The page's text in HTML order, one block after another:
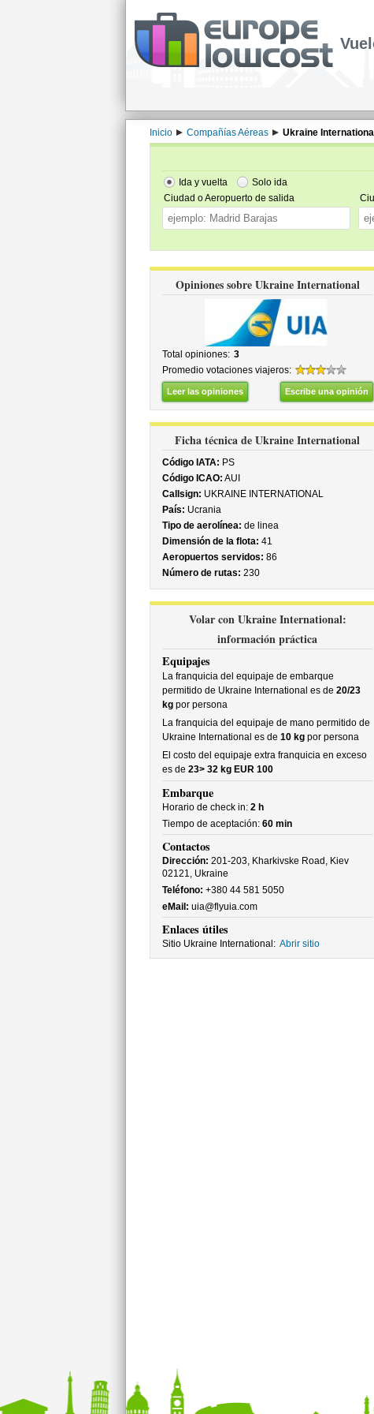
Inicio Compañías Aéreas Ukraine International
Ida y vuelta
Solo ida
Ciudad o Aeropuerto de salida
Opiniones sobre Ukraine International
Total opiniones: 3
Promedio votaciones viajeros:
Leer las opiniones Escribe una opinión
Ficha técnica de Ukraine International
Código IATA: PS
Código ICAO: AUI
Callsign: UKRAINE INTERNATIONAL
País: Ucrania
Tipo de aerolínea: de linea
Dimensión de la flota: 41
Aeropuertos servidos: 86
Número de rutas: 230
Volar con Ukraine International:
información práctica
Equipajes
La franquicia del equipaje de embarque
permitido de Ukraine International es de 20/23
kgpor persona
La franquicia del equipaje de mano permitido de
Ukraine International es de 10 kgpor persona
El costo del equipaje extra franquicia en exceso
es de 23> 32 kg EUR 100
Embarque
Horario de check in: 2 h
Tiempo de aceptación: 60 min
Contactos
Dirección: 201-203, Kharkivske Road, Kiev
02121, Ukraine
Teléfono: +380 44 581 5050
eMail: uia@flyuia.com
Enlaces útiles
Sitio Ukraine International: Abrir sitio